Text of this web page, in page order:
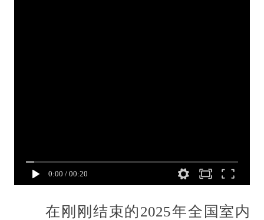
0:00 / 00:20
在刚刚结束的2025年全国室内